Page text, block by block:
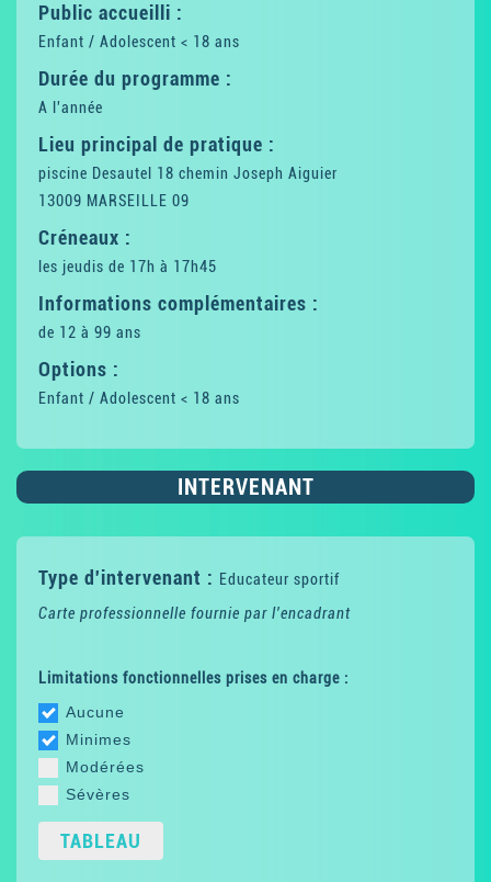
Public accueilli :
Enfant / Adolescent < 18 ans
Durée du programme :
A l'année
Lieu principal de pratique :
piscine Desautel 18 chemin Joseph Aiguier
13009 MARSEILLE 09
Créneaux :
les jeudis de 17h à 17h45
Informations complémentaires :
de 12 à 99 ans
Options :
Enfant / Adolescent < 18 ans
INTERVENANT
Type d'intervenant : Educateur sportif
Carte professionnelle fournie par l'encadrant
Limitations fonctionnelles prises en charge :
Aucune
Minimes
Modérées
Sévères
TABLEAU